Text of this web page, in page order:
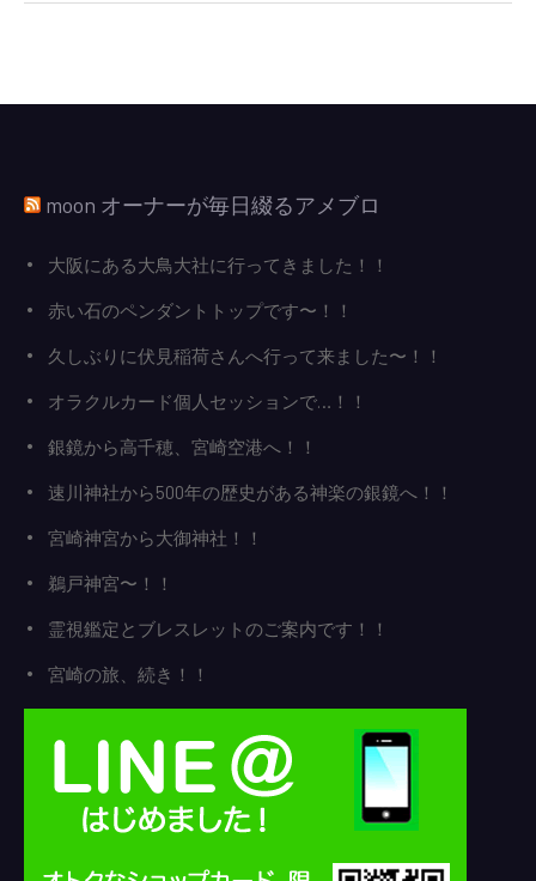
ョ
moon オーナーが毎日綴るアメブロ
大阪にある大鳥大社に行ってきました！！
赤い石のペンダントトップです〜！！
久しぶりに伏見稲荷さんへ行って来ました〜！！
オラクルカード個人セッションで…！！
銀鏡から高千穂、宮崎空港へ！！
速川神社から500年の歴史がある神楽の銀鏡へ！！
宮崎神宮から大御神社！！
鵜戸神宮〜！！
霊視鑑定とブレスレットのご案内です！！
宮崎の旅、続き！！